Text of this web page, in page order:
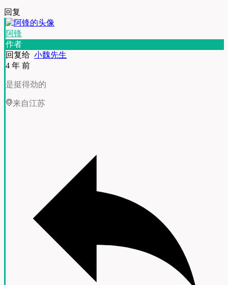
回复
阿锋
作者
回复给 小魏先生
4 年 前
是挺得劲的
来自江苏